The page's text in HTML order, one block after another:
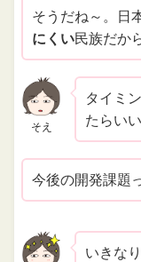
そうだね～。日
にくい民族だか
そえ
タイミ
たらい
今後の開発課題
いきな